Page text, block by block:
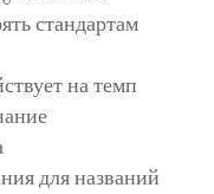
стандартам
на темп
для названий